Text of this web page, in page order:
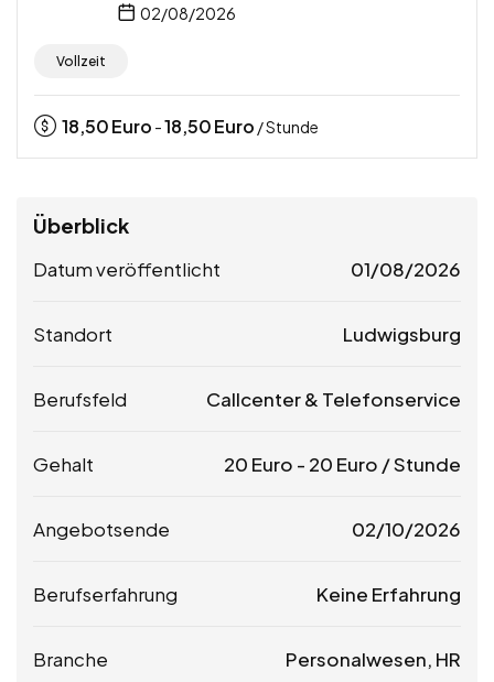
02/08/2026
Vollzeit
18,50Euro -18,50Euro / Stunde
Überblick
Datum veröffentlicht 01/08/2026
Standort Ludwigsburg
Berufsfeld Callcenter & Telefonservice
Gehalt 20 Euro - 20 Euro / Stunde
Angebotsende 02/10/2026
Berufserfahrung Keine Erfahrung
Branche Personalwesen, HR